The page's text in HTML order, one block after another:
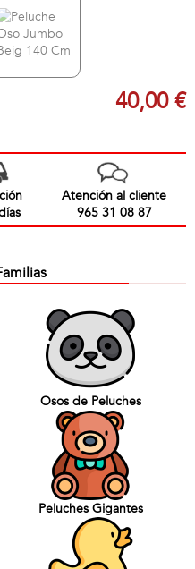
40,00 €
Atención al cliente
965 31 08 87
Osos de Peluches
Peluches Gigantes